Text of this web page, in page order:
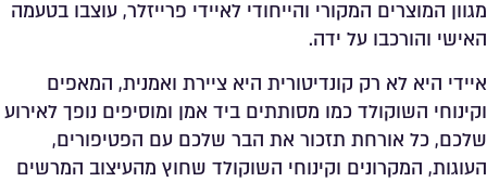
מגוון המוצרים המקורי והייחודי לאיידי פרייזלר, עוצבו בטעמה
האישי והורכבו על ידה.
איידי היא לא רק קונדיטורית היא ציירת ואמנית, המאפים
וקינוחי השוקולד כמו מסותתים ביד אמן ומוסיפים נופך לאירוע
שלכם, כל אורחת תזכור את הבר שלכם עם הפטיפורים,
העוגות, המקרונים וקינוחי השוקולד שחוץ מהעיצוב המרשים